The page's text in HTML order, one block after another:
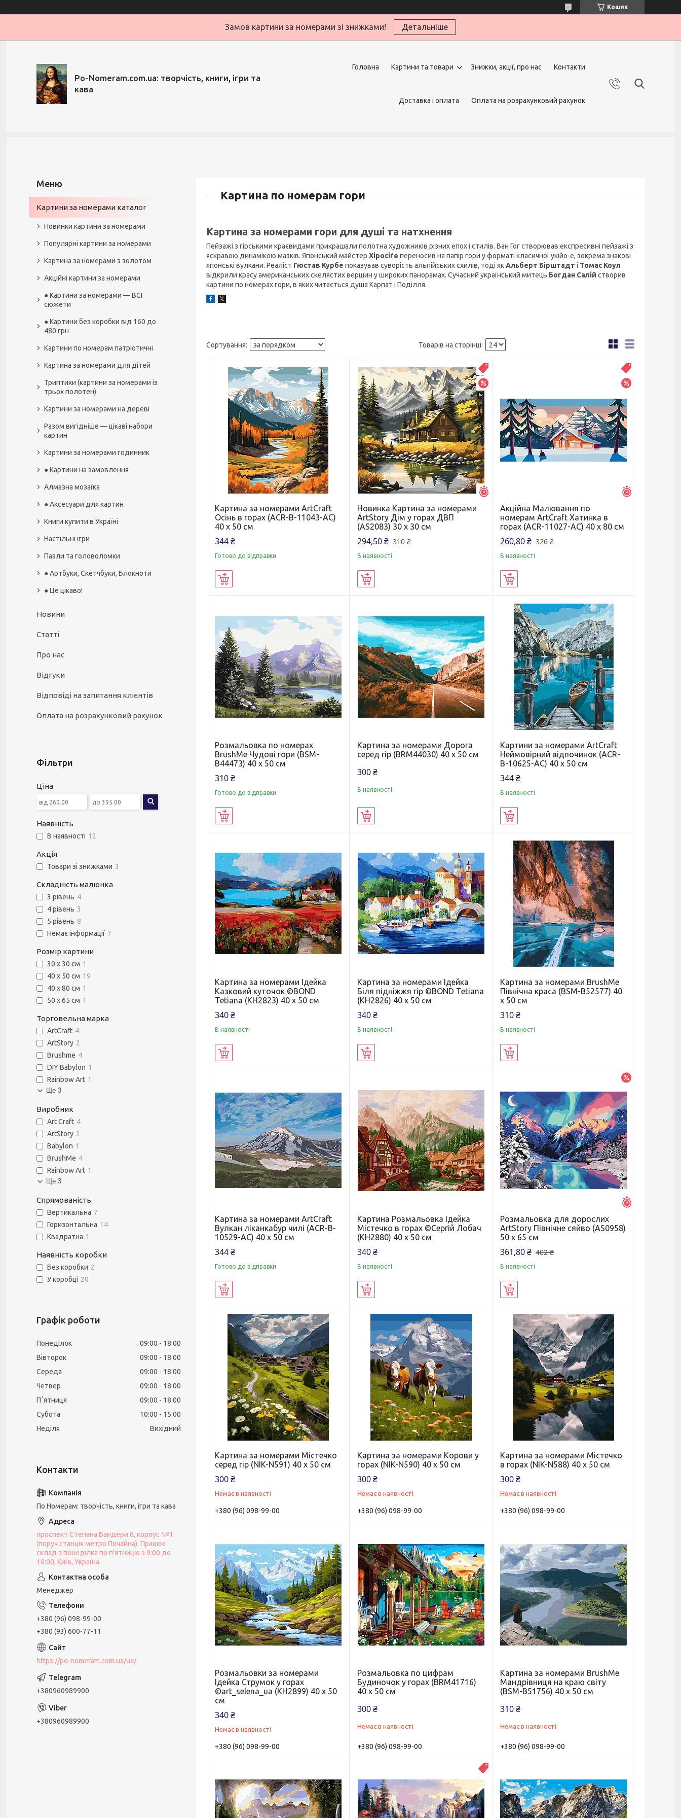
Кошик
Замов картини за номерами зі знижками! Детальніше
Po-Nomeram.com.ua: творчість, книги, ігри та
кава
Головна Картини та товари Знижки, акції, про нас Контакти
Доставка і оплата Оплата на розрахунковий рахунок
Картина по номерам гори
Картина за номерами гори для душі та натхнення
Пейзажі з гірськими краєвидами прикрашали полотна художників різних епох і стилів. Ван Гог створював експресивні пейзажі з
яскравою динамікою мазків. Японський майстер Хіросіґе переносив на папір гори у форматі класичної укійо-е, зокрема знакові
японські вулкани. Реаліст Гюстав Курбе показував суворість альпійських схилів, тоді якАльберт Бірштадт і Томас Коул
відкрили красу американських скелястих вершин у широких панорамах. Сучасний український митець Богдан Салій створив
картини по номерах гори, в яких читається душа Карпат і Поділля.
Картина за номерами ArtCraft
Осінь в горах (ACR-B-11043-AC)
40 х 50 см
344 ₴
Готово до відправки
Новинка Картина за номерами
ArtStory Дім у горах ДВП
(AS2083) 30 х 30 см
294,50 ₴ 310 ₴
В наявності
Акційна Малювання по
номерам ArtCraft Хатинка в
горах (ACR-11027-AC) 40 х 80 см
260,80 ₴ 326 ₴
В наявності
Розмальовка по номерах
BrushMe Чудові гори (BSM-
B44473) 40 х 50 см
310 ₴
Готово до відправки
Картина за номерами Дорога
серед гір (BRM44030) 40 х 50 см
300 ₴
В наявності
Картини за номерами ArtCraft
Неймовірний відпочинок (ACR-
B-10625-AC) 40 х 50 см
344 ₴
В наявності
Картина за номерами Ідейка
Казковий куточок ©BOND
Tetiana (KH2823) 40 х 50 см
340 ₴
В наявності
Картина за номерами Ідейка
Біля підніжжя гір ©BOND Tetiana
(KH2826) 40 х 50 см
340 ₴
В наявності
Картина за номерами BrushMe
Північна краса (BSM-B52577) 40
х 50 см
310 ₴
В наявності
Картина за номерами ArtCraft
Вулкан ліканкабур чилі (ACR-B-
10529-AC) 40 х 50 см
344 ₴
Готово до відправки
Картина Розмальовка Ідейка
Містечко в горах ©Сергій Лобач
(KH2880) 40 х 50 см
340 ₴
В наявності
Розмальовка для дорослих
ArtStory Північне сяйво (AS0958)
50 х 65 см
361,80 ₴ 402 ₴
В наявності
Картина за номерами Містечко
серед гір (NIK-N591) 40 х 50 см
300 ₴
Немає в наявності
+380 (96) 098-99-00
Картина за номерами Корови у
горах (NIK-N590) 40 х 50 см
300 ₴
Немає в наявності
+380 (96) 098-99-00
Картина за номерами Містечко
в горах (NIK-N588) 40 х 50 см
300 ₴
Немає в наявності
+380 (96) 098-99-00
Розмальовки за номерами
Ідейка Струмок у горах
©art_selena_ua (KH2899) 40 х 50
см
340 ₴
Немає в наявності
+380 (96) 098-99-00
Розмальовка по цифрам
Будиночок у горах (BRM41716)
40 х 50 см
300 ₴
Немає в наявності
+380 (96) 098-99-00
Картина за номерами BrushMe
Мандрівниця на краю світу
(BSM-B51756) 40 х 50 см
310 ₴
Немає в наявності
+380 (96) 098-99-00
Картини за номерами каталог
Новинки картини за номерами
Популярні картини за номерами
Картина за номерами з золотом
Акційні картини за номерами
● Картини за номерами — ВСІ
сюжети
● Картини без коробки від 160 до
480 грн
Картини по номерам патріотичні
Картина за номерами для дітей
Триптихи (картини за номерами із
трьох полотен)
Картини за номерами на дереві
Разом вигідніше — цікаві набори
картин
Картини за номерами годинник
● Картини на замовлення
Алмазна мозаїка
● Аксесуари для картин
Книги купити в Україні
Настільні ігри
Пазли та головоломки
● Артбуки, Скетчбуки, Блокноти
● Це цікаво!
Новини
Статті
Про нас
Відгуки
Відповіді на запитання клієнтів
Оплата на розрахунковий рахунок
Фільтри
Ціна
Наявність
В наявності 12
Акція
Товари зі знижками 3
Складність малюнка
3 рівень 4
4 рівень 3
5 рівень 8
Немає інформації 7
Розмір картини
30 х 30 см 1
40 х 50 см 19
40 х 80 см 1
50 х 65 см 1
Торговельна марка
ArtCraft 4
ArtStory 2
Brushme 4
DIY Babylon 1
Rainbow Art 1
Ще 3
Виробник
Art Craft 4
ArtStory 2
Babylon 1
BrushMe 4
Rainbow Art 1
Ще 3
Спрямованість
Вертикальна 7
Горизонтальна 14
Квадратна 1
Наявність коробки
Без коробки 2
У коробці 20
Графік роботи
Понеділок 09:00
18:00
Вівторок
09:00
18:00
Середа
09:00
18:00
Четвер
09:00
18:00
Пʼятниця
09:00
18:00
Субота
10:00
15:00
Неділя
Вихідний
По Номерам: творчість, книги, ігри та кава
проспект Степана Бандери 6, корпус №1
(поруч станція метро Почайна). Працює
склад з понеділка по п'ятницю з 9:00 до
18:00, Київ, Україна
Менеджер
+380 (96) 098-99-00
+380 (93) 600-77-11
https://po-nomeram.com.ua/ua/
+380960989900
+380960989900